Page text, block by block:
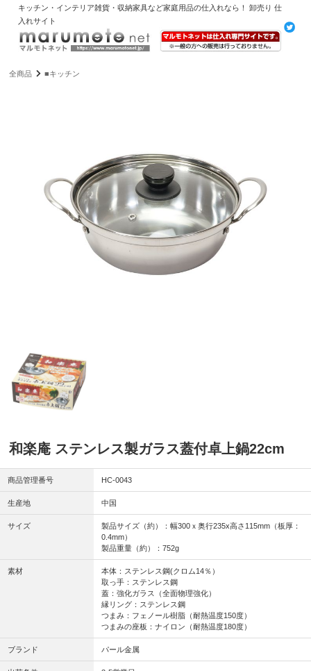
キッチン・インテリア雑貨・収納家具など家庭用品の仕入れなら！ 卸売り 仕
入れサイト
全商品 ■キッチン
和楽庵 ステンレス製ガラス蓋付卓上鍋22cm
商品管理番号 HC-0043
生産地 中国
サイズ
製品サイズ（約）：幅300ｘ奥行235x高さ115mm（板厚：
0.4mm）
製品重量（約）：752g
素材
本体：ステンレス鋼(クロム14％）
取っ手：ステンレス鋼
蓋：強化ガラス（全面物理強化）
縁リング：ステンレス鋼
つまみ：フェノール樹脂（耐熱温度150度）
つまみの座板：ナイロン（耐熱温度180度）
ブランド パール金属